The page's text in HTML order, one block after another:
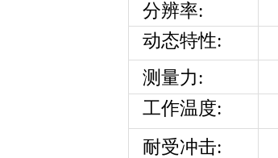
分辨率:
动态特性:
测 量力:
工作温度:
耐受冲击: